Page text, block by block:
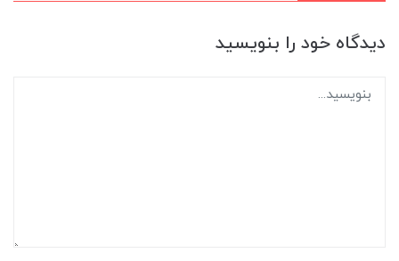
دیدگاه خود را بنویسید